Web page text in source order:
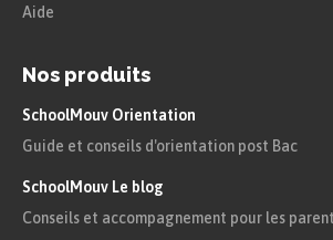
Aide
Nos produits
SchoolMouv Orientation
Guide et conseils d'orientation post Bac
SchoolMouv Le blog
Conseils et accompagnement pour les